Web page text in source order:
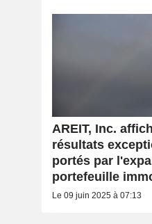
AREIT, Inc.
résultats
portés par
portefeuille
Le 09 juin 2025 à 07:13